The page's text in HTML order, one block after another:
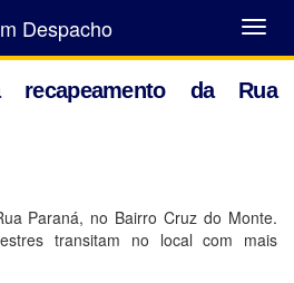
Abrir
Menu
Despacho
recapeamento da Rua
Paraná, no Bairro Cruz do Monte.
transitam no local com mais